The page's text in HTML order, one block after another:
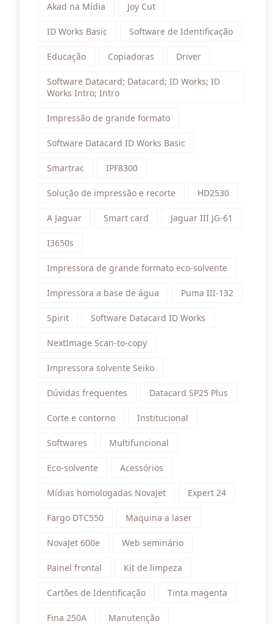
Akad na Mídia Joy Cut
ID Works Basic Software de Identificação
Educação Copiadoras Driver
Software Datacard; Datacard; ID Works; ID
Works Intro; Intro
Impressão de grande formato
Software Datacard ID Works Basic
Smartrac IPF8300
Solução de impressão e recorte HD2530
A Jaguar Smart card Jaguar III JG-61
I3650s
Impressora de grande formato eco-solvente
Impressora a base de água Puma III-132
Spirit Software Datacard ID Works
NextImage Scan-to-copy
Impressora solvente Seiko
Dúvidas frequentes Datacard SP25 Plus
Corte e contorno Institucional
Softwares Multifuncional
Eco-solvente Acessórios
Mídias homologadas NovaJet Expert 24
Fargo DTC550 Maquina a laser
NovaJet 600e Web seminário
Painel frontal Kit de limpeza
Cartões de Identificação Tinta magenta
Fina 250A Manutenção